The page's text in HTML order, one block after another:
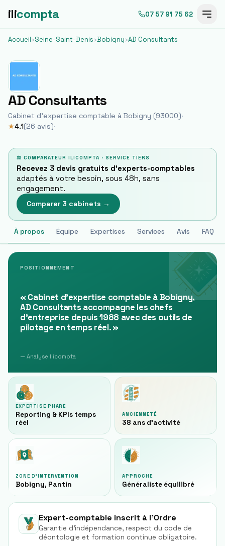
ilicompta 07 57 91 75 62
Accueil›Seine-Saint-Denis›Bobigny›AD Consultants
AD Consultants
Cabinet d'expertise comptable à Bobigny (93000)·
★4.1(26 avis)·
⚖ COMPARATEUR ILICOMPTA · SERVICE TIERS
Recevez 3 devis gratuits d'experts-comptables
adaptés à votre besoin, sous 48h, sans
engagement.
Comparer 3 cabinets →
À propos Équipe Expertises Services Avis FAQ
POSITIONNEMENT
« Cabinet d'expertise comptable à Bobigny,
AD Consultants accompagne les chefs
d'entreprise depuis 1988 avec des outils de
pilotage en temps réel.»
— Analyse Ilicompta
EXPERTISE PHARE
Reporting & KPIs temps
réel
ANCIENNETÉ
38 ans d'activité
ZONE D'INTERVENTION
Bobigny, Pantin
APPROCHE
Généraliste équilibré
Expert-comptable inscrit à l'Ordre
Garantie d'indépendance, respect du code de
déontologie et formation continue obligatoire.